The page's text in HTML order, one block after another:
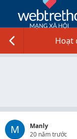
Hoạt
M
Manly
20 năm trước